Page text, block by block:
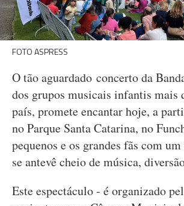
FOTO ASPRESS
O tão aguardado concerto da
dos grupos musicais infantis mais
país, promete encantar hoje, a
no Parque Santa Catarina, no
pequenos e os grandes fãs com
se antevê cheio de música,
Este espectáculo - é organizado